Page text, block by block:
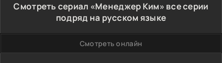
Смотреть сериал «Менеджер Ким» все серии
подряд на русском языке
Смотреть онлайн